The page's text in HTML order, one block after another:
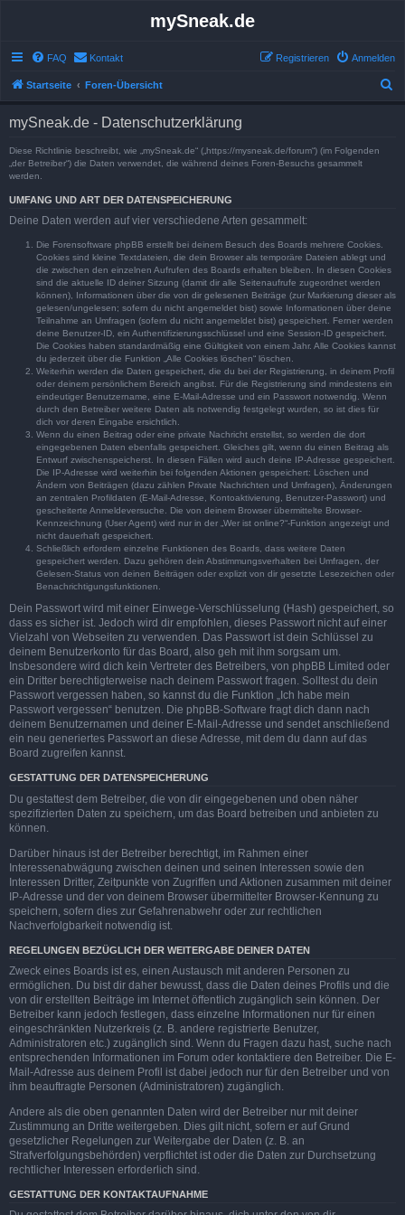
mySneak.de
FAQ Kontakt Anmelden
Registrieren
Startseite Foren-Übersicht
mySneak.de - Datenschutzerklärung
Diese Richtlinie beschreibt, wie „mySneak.de“ („https://mysneak.de/forum“) (im Folgenden
„der Betreiber“) die Daten verwendet, die während deines Foren-Besuchs gesammelt
werden.
UMFANG UND ART DER DATENSPEICHERUNG
Deine Daten werden auf vier verschiedene Arten gesammelt:
Die Forensoftware phpBB erstellt bei deinem Besuch des Boards mehrere Cookies.
Cookies sind kleine Textdateien, die dein Browser als temporäre Dateien ablegt und
die zwischen den einzelnen Aufrufen des Boards erhalten bleiben. In diesen Cookies
sind die aktuelle ID deiner Sitzung (damit dir alle Seitenaufrufe zugeordnet werden
können), Informationen über die von dir gelesenen Beiträge (zur Markierung dieser als
gelesen/ungelesen; sofern du nicht angemeldet bist) sowie Informationen über deine
Teilnahme an Umfragen (sofern du nicht angemeldet bist) gespeichert. Ferner werden
deine Benutzer-ID, ein Authentifizierungsschlüssel und eine Session-ID gespeichert.
Die Cookies haben standardmäßig eine Gültigkeit von einem Jahr. Alle Cookies kannst
du jederzeit über die Funktion „Alle Cookies löschen“ löschen.
Weiterhin werden die Daten gespeichert, die du bei der Registrierung, in deinem Profil
oder deinem persönlichem Bereich angibst. Für die Registrierung sind mindestens ein
eindeutiger Benutzername, eine E-Mail-Adresse und ein Passwort notwendig. Wenn
durch den Betreiber weitere Daten als notwendig festgelegt wurden, so ist dies für
dich vor deren Eingabe ersichtlich.
Wenn du einen Beitrag oder eine private Nachricht erstellst, so werden die dort
eingegebenen Daten ebenfalls gespeichert. Gleiches gilt, wenn du einen Beitrag als
Entwurf zwischenspeicherst. In diesen Fällen wird auch deine IP-Adresse gespeichert.
Die IP-Adresse wird weiterhin bei folgenden Aktionen gespeichert: Löschen und
Ändern von Beiträgen (dazu zählen Private Nachrichten und Umfragen), Änderungen
an zentralen Profildaten (E-Mail-Adresse, Kontoaktivierung, Benutzer-Passwort) und
gescheiterte Anmeldeversuche. Die von deinem Browser übermittelte Browser-
Kennzeichnung (User Agent) wird nur in der „Wer ist online?“-Funktion angezeigt und
nicht dauerhaft gespeichert.
Schließlich erfordern einzelne Funktionen des Boards, dass weitere Daten
gespeichert werden. Dazu gehören dein Abstimmungsverhalten bei Umfragen, der
Gelesen-Status von deinen Beiträgen oder explizit von dir gesetzte Lesezeichen oder
Benachrichtigungsfunktionen.
Dein Passwort wird mit einer Einwege-Verschlüsselung (Hash) gespeichert, so
dass es sicher ist. Jedoch wird dir empfohlen, dieses Passwort nicht auf einer
Vielzahl von Webseiten zu verwenden. Das Passwort ist dein Schlüssel zu
deinem Benutzerkonto für das Board, also geh mit ihm sorgsam um.
Insbesondere wird dich kein Vertreter des Betreibers, von phpBB Limited oder
ein Dritter berechtigterweise nach deinem Passwort fragen. Solltest du dein
Passwort vergessen haben, so kannst du die Funktion „Ich habe mein
Passwort vergessen“ benutzen. Die phpBB-Software fragt dich dann nach
deinem Benutzernamen und deiner E-Mail-Adresse und sendet anschließend
ein neu generiertes Passwort an diese Adresse, mit dem du dann auf das
Board zugreifen kannst.
GESTATTUNG DER DATENSPEICHERUNG
Du gestattest dem Betreiber, die von dir eingegebenen und oben näher
spezifizierten Daten zu speichern, um das Board betreiben und anbieten zu
können.
Darüber hinaus ist der Betreiber berechtigt, im Rahmen einer
Interessenabwägung zwischen deinen und seinen Interessen sowie den
Interessen Dritter, Zeitpunkte von Zugriffen und Aktionen zusammen mit deiner
IP-Adresse und der von deinem Browser übermittelter Browser-Kennung zu
speichern, sofern dies zur Gefahrenabwehr oder zur rechtlichen
Nachverfolgbarkeit notwendig ist.
REGELUNGEN BEZÜGLICH DER WEITERGABE DEINER DATEN
Zweck eines Boards ist es, einen Austausch mit anderen Personen zu
ermöglichen. Du bist dir daher bewusst, dass die Daten deines Profils und die
von dir erstellten Beiträge im Internet öffentlich zugänglich sein können. Der
Betreiber kann jedoch festlegen, dass einzelne Informationen nur für einen
eingeschränkten Nutzerkreis (z. B. andere registrierte Benutzer,
Administratoren etc.) zugänglich sind. Wenn du Fragen dazu hast, suche nach
entsprechenden Informationen im Forum oder kontaktiere den Betreiber. Die E-
Mail-Adresse aus deinem Profil ist dabei jedoch nur für den Betreiber und von
ihm beauftragte Personen (Administratoren) zugänglich.
Andere als die oben genannten Daten wird der Betreiber nur mit deiner
Zustimmung an Dritte weitergeben. Dies gilt nicht, sofern er auf Grund
gesetzlicher Regelungen zur Weitergabe der Daten (z. B. an
Strafverfolgungsbehörden) verpflichtet ist oder die Daten zur Durchsetzung
rechtlicher Interessen erforderlich sind.
GESTATTUNG DER KONTAKTAUFNAHME